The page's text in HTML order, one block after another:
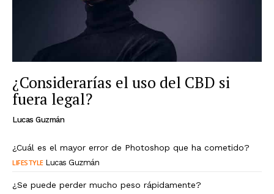
¿Considerarías el uso del CBD si
fuera legal?
Lucas Guzmán
¿Cuál es el mayor error de Photoshop que ha cometido?
LIFESTYLE Lucas Guzmán
¿Se puede perder mucho peso rápidamente?